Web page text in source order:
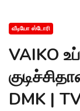
வீடியோ ஸ்டோரி
VAIKO
DMK |